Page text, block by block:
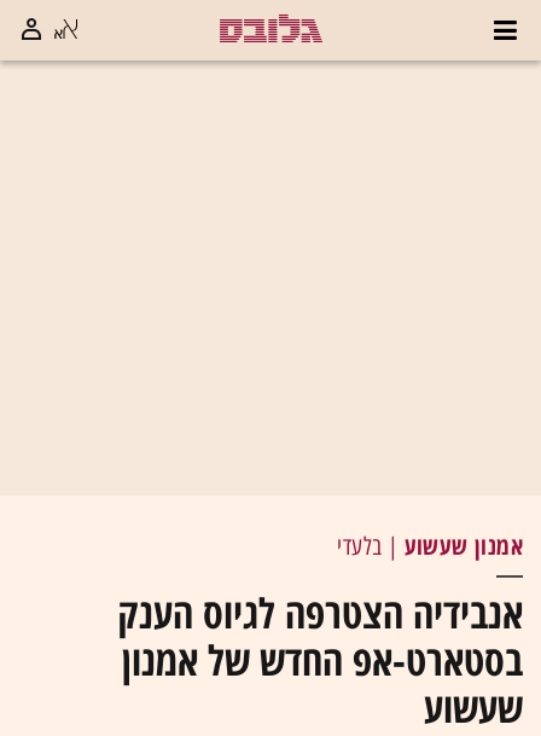
אמנון שעשוע | בלעדי
אנבידיה הצטרפה לגיוס הענק
בסטארט-אפ החדש של אמנון
שעשוע